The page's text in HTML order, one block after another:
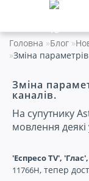
Головна Блог
Зміна
Зміна
каналів.
На супутнику
мовлення деякі
'Еспресо TV', 'Глас',
11766H, тепер